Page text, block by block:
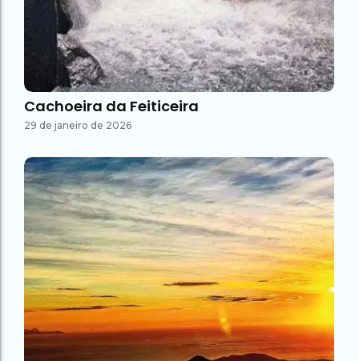
Cachoeira da Feiticeira
29 de janeiro de 2026